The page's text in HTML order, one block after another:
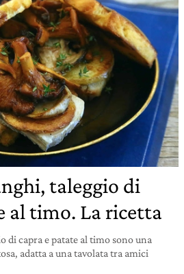
taleggio di
al timo. La ricetta
di capra e patate al timo sono una
adatta a una tavolata tra amici